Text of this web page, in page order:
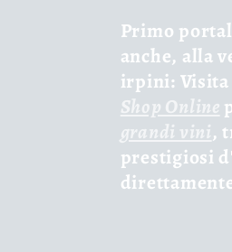
Primo
anche, alla
irpini:
Shop Online
grandi vini,
prestigiosi